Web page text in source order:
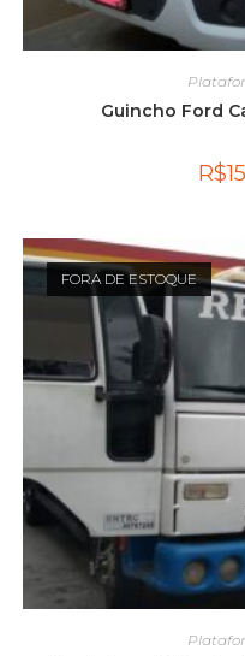
Guincho Ford
R$
FORA DE ESTOQUE